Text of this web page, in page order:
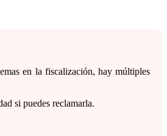
en la fiscalización, hay múltiples
si puedes reclamarla.